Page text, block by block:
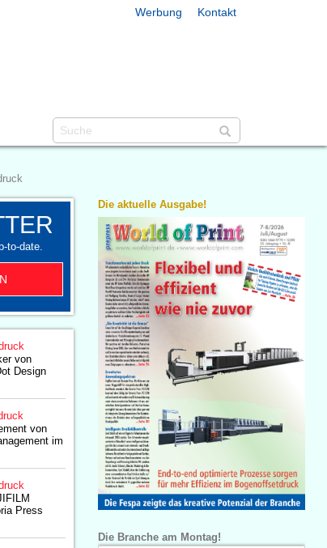
Werbung Kontakt
to-date.
von
Design
von
im
Press
Die aktuelle Ausgabe!
Die Branche am Montag!